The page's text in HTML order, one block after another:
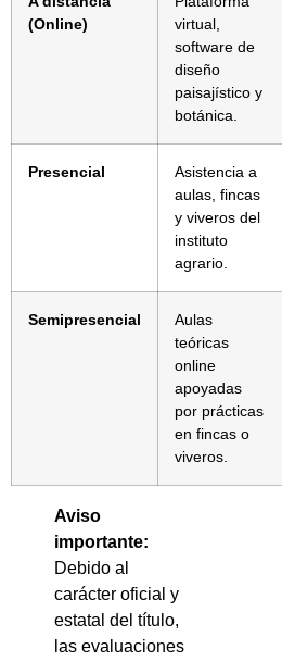
(Online)
virtual,
software de
diseño
paisajístico y
botánica.
Presencial
Asistencia a
aulas, fincas
y viveros del
instituto
agrario.
Semipresencial
Aulas
teóricas
online
apoyadas
por prácticas
en fincas o
viveros.
Aviso
importante:
Debido al
carácter oficial y
estatal del título,
las evaluaciones